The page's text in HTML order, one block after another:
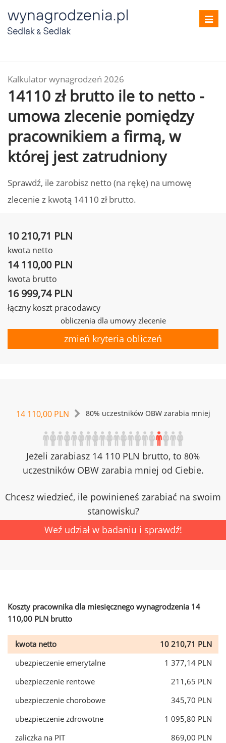
Kalkulator wynagrodzeń 2026
14110 zł brutto ile to netto -
umowa zlecenie pomiędzy
pracownikiem a firmą, w
której jest zatrudniony
Sprawdź, ile zarobisz netto (na rękę) na umowę
zlecenie z kwotą 14110 zł brutto.
10 210,71 PLN
kwota netto
14 110,00 PLN
kwota brutto
16 999,74 PLN
łączny koszt pracodawcy
obliczenia dla umowy zlecenie
zmień kryteria obliczeń
14 110,00 PLN 80% uczestników OBW zarabia mniej
Jeżeli zarabiasz 14 110 PLN brutto, to 80%
uczestników OBW zarabia mniej od Ciebie.
Chcesz wiedzieć, ile powinieneś zarabiać na swoim
stanowisku?
Weź udział w badaniu i sprawdź!
Koszty pracownika dla miesięcznego wynagrodzenia 14
110,00 PLN brutto
kwota netto
10 210,71 PLN
ubezpieczenie emerytalne
1 377,14 PLN
ubezpieczenie rentowe
211,65 PLN
ubezpieczenie chorobowe
345,70 PLN
ubezpieczenie zdrowotne
1 095,80 PLN
zaliczka na PIT
869,00 PLN